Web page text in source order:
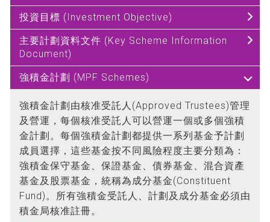
投資目標 (Investment Objective)
主要計劃資料文件 (Key Scheme Information
Document)
強積金計劃 (MPF Schemes)
強積金計劃由核准受託人(Approved Trustees)管理
及營運，每個核准受託人可以營運一個或多個強積
金計劃。每個強積金計劃都提供一系列基金予計劃
成員選擇，這些基金按不同風險程度主要分類為：
強積金保守基金、保證基金、債券基金、混合資產
基金及股票基金，統稱為成分基金(Constituent
Fund)。所有強積金受託人、計劃及成分基金必須由
積金局核准註冊。